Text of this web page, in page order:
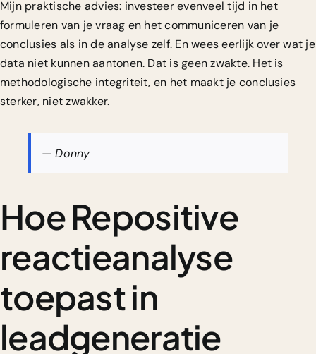
Mijn praktische advies: investeer evenveel tijd in het
formuleren van je vraag en het communiceren van je
conclusies als in de analyse zelf. En wees eerlijk over wat je
data niet kunnen aantonen. Dat is geen zwakte. Het is
methodologische integriteit, en het maakt je conclusies
sterker, niet zwakker.
— Donny
Hoe Repositive
reactieanalyse
toepast in
leadgeneratie